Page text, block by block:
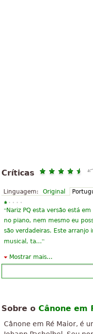
Críticas
Linguagem: Original
“Nariz PQ esta versão está
no piano, nem mesmo eu
são verdadeiras. Este arranjo
musical, ta...”
“ Adorei a Música e o arranjo.
composição perfeita, acho
preferidas.E uma pena que
“Grande pontuação,
um pedaço grande de
Mostrar mais...
Sobre o Cânone em
Cânone em Ré Maior, é